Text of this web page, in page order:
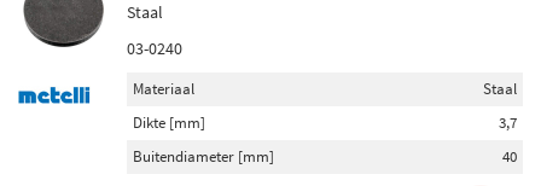
Staal
03-0240
Materiaal
Staal
Dikte [mm]
3,7
Buitendiameter [mm]
40